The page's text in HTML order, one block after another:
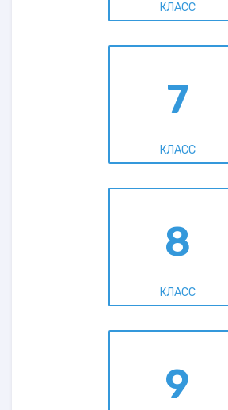
КЛАСС
7
КЛАСС
8
КЛАСС
9